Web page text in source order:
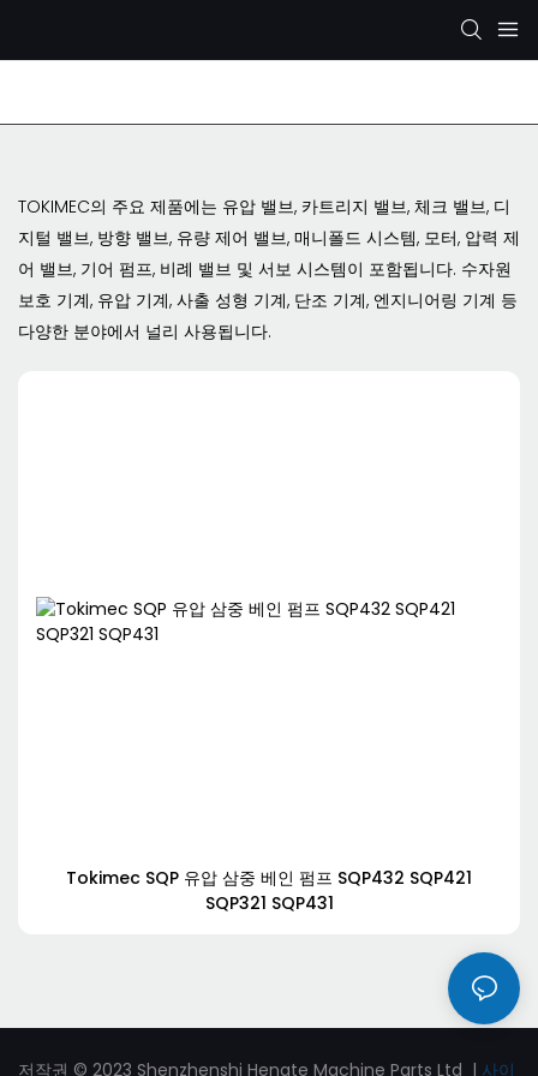
TOKIMEC의 주요 제품에는 유압 밸브, 카트리지 밸브, 체크 밸브, 디
지털 밸브, 방향 밸브, 유량 제어 밸브, 매니폴드 시스템, 모터, 압력 제
어 밸브, 기어 펌프, 비례 밸브 및 서보 시스템이 포함됩니다. 수자원
보호 기계, 유압 기계, 사출 성형 기계, 단조 기계, 엔지니어링 기계 등
다양한 분야에서 널리 사용됩니다.
Tokimec SQP 유압 삼중 베인 펌프 SQP432 SQP421
SQP321 SQP431
저작권 © 2023 Shenzhenshi Hengte Machine Parts Ltd | 사이